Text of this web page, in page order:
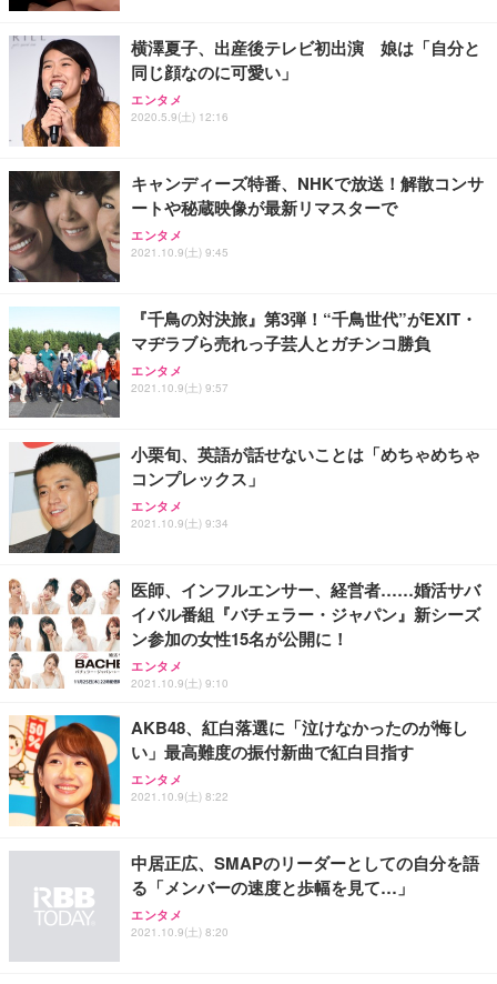
務用 おしゃれ パソコンチェア (ホワイト)
ANDWINT オフィスチェア デスクチェア 肘なし メ
ッシュ 通気性 ランバーサポート付き 腰サポート ガ
ス圧無段階昇降 360度回転 キャスター付き コンパク
【MiniLED/24.5inch/280Hz/FHD】GRAPHT THE S
HOOTER Gaming Monitor 24” Essential ゲーミン
グモニター QD 24.5インチ 1ms FHD 量子ドット 残
アイリスオーヤマ ペットシーツ 超厚型 お徳用 レギ
ュラー 200枚入【Amazon.co.jp限定】
横澤夏子、出産後テレビ初出演 娘は「自分と
同じ顔なのに可愛い」
エンタメ
2020.5.9(土) 12:16
キャンディーズ特番、NHKで放送！解散コンサ
ートや秘蔵映像が最新リマスターで
エンタメ
2021.10.9(土) 9:45
『千鳥の対決旅』第3弾！“千鳥世代”がEXIT・
マヂラブら売れっ子芸人とガチンコ勝負
エンタメ
2021.10.9(土) 9:57
小栗旬、英語が話せないことは「めちゃめちゃ
コンプレックス」
エンタメ
2021.10.9(土) 9:34
医師、インフルエンサー、経営者……婚活サバ
イバル番組『バチェラー・ジャパン』新シーズ
ン参加の女性15名が公開に！
エンタメ
2021.10.9(土) 9:10
AKB48、紅白落選に「泣けなかったのが悔し
い」最高難度の振付新曲で紅白目指す
エンタメ
2021.10.9(土) 8:22
中居正広、SMAPのリーダーとしての自分を語
る「メンバーの速度と歩幅を見て…」
エンタメ
2021.10.9(土) 8:20